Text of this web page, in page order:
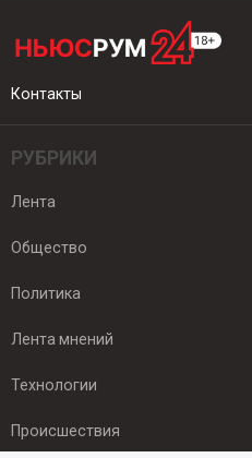
Контакты
РУБРИКИ
Лента
Общество
Политика
Лента мнений
Технологии
Происшествия